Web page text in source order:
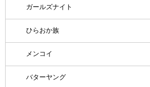
ガールズナイト
ひらおか族
メンコイ
バターヤング